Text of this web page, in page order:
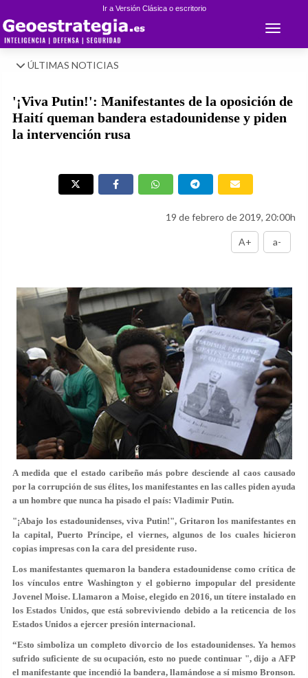
Ir a Versión Clásica o escritorio
Toggle
ÚLTIMAS NOTICIAS
'¡Viva Putin!': Manifestantes de la oposición de
Haití queman bandera estadounidense y piden
la intervención rusa
19 de febrero de 2019, 20:00h
A+ a-
A medida que el estado caribeño más pobre desciende al caos causado
por la corrupción de sus élites, los manifestantes en las calles piden ayuda
a un hombre que nunca ha pisado el país: Vladimir Putin.
"¡Abajo los estadounidenses, viva Putin!", Gritaron los manifestantes en
la capital, Puerto Príncipe, el viernes, algunos de los cuales hicieron
copias impresas con la cara del presidente ruso.
Los manifestantes quemaron la bandera estadounidense como crítica de
los vínculos entre Washington y el gobierno impopular del presidente
Jovenel Moise. Llamaron a Moise, elegido en 2016, un títere instalado en
los Estados Unidos, que está sobreviviendo debido a la reticencia de los
Estados Unidos a ejercer presión internacional.
“Esto simboliza un completo divorcio de los estadounidenses. Ya hemos
sufrido suficiente de su ocupación, esto no puede continuar ", dijo a AFP
el manifestante que incendió la bandera, llamándose a sí mismo Bronson.